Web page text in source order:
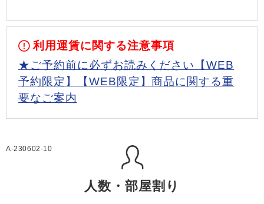
利用運賃に関する注意事項
★ご予約前に必ずお読みください【WEB
予約限定】【WEB限定】商品に関する重
要なご案内
A-230602-10
人数・部屋割り